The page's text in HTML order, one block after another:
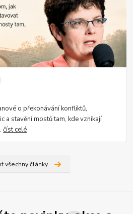
o překonávání konfliktů,
a stavění mostů tam, kde vznikají
číst celé
všechny články